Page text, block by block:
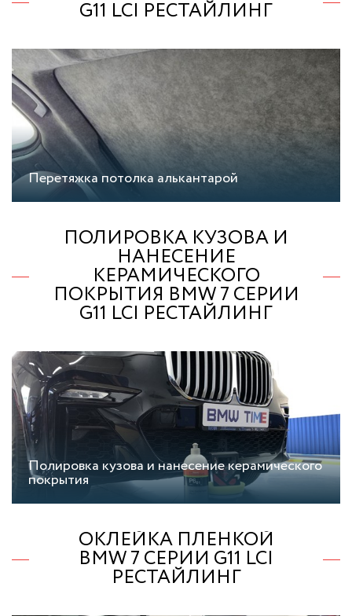
G11 LCI РЕСТАЙЛИНГ
Перетяжка потолка алькантарой
ПОЛИРОВКА КУЗОВА И
НАНЕСЕНИЕ
КЕРАМИЧЕСКОГО
ПОКРЫТИЯ BMW 7 СЕРИИ
G11 LCI РЕСТАЙЛИНГ
Полировка кузова и нанесение керамического
покрытия
ОКЛЕЙКА ПЛЕНКОЙ
BMW 7 СЕРИИ G11 LCI
РЕСТАЙЛИНГ